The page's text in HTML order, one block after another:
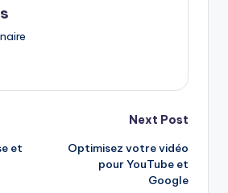
et
Next Post
Optimisez votre vidéo
pour YouTube et
Google